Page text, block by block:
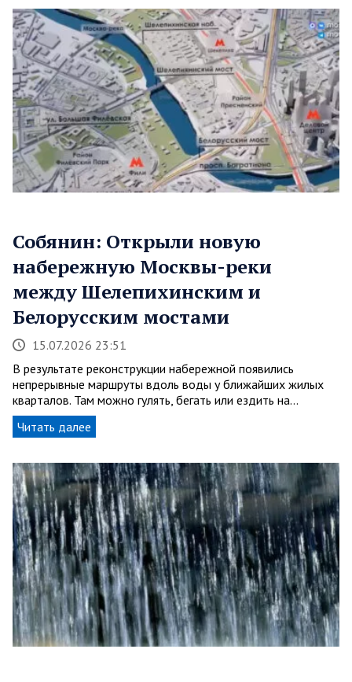
Собянин: Открыли новую
набережную Москвы-реки
между Шелепихинским и
Белорусским мостами
15.07.2026 23:51
В результате реконструкции набережной появились
непрерывные маршруты вдоль воды у ближайших жилых
кварталов. Там можно гулять, бегать или ездить на…
Читать далее